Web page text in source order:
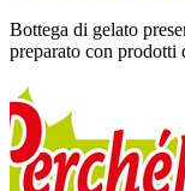
Bottega di gelato
preparato con prodotti